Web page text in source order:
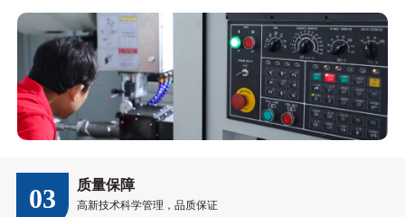
03 质量保障
高新技术科学管理，品质保证